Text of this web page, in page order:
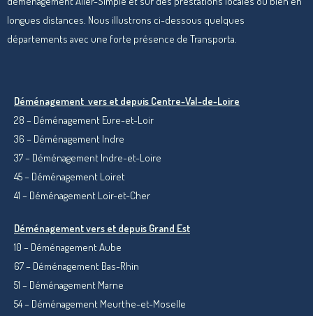
longues distances. Nous illustrons ci-dessous quelques
départements avec une forte présence de Transporta.
Déménagement vers et depuis Centre-Val-de-Loire
28 – Déménagement Eure-et-Loir
36 – Déménagement Indre
37 – Déménagement Indre-et-Loire
45 – Déménagement Loiret
41 – Déménagement Loir-et-Cher
Déménagement vers et depuis Grand Est
10 – Déménagement Aube
67 – Déménagement Bas-Rhin
51 – Déménagement Marne
54 – Déménagement Meurthe-et-Moselle